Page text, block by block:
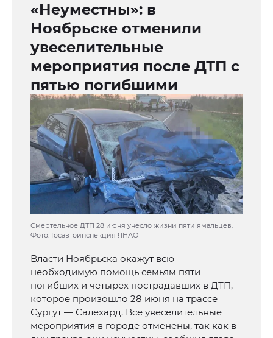
«Неуместны»: в
Ноябрьске отменили
увеселительные
мероприятия после ДТП с
пятью погибшими
Смертельное ДТП 28 июня унесло жизни пяти ямальцев.
Фото: Госавтоинспекция ЯНАО
Власти Ноябрьска окажут всю
необходимую помощь семьям пяти
погибших и четырех пострадавших в ДТП,
которое произошло 28 июня на трассе
Сургут — Салехард. Все увеселительные
мероприятия в городе отменены, так как в